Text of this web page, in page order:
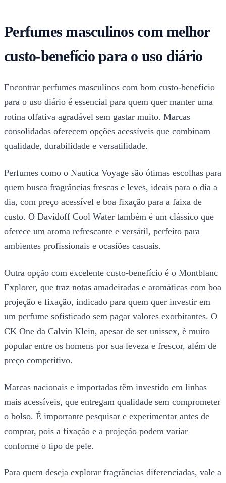
Perfumes masculinos com melhor
custo-benefício para o uso diário
Encontrar perfumes masculinos com bom custo-benefício
para o uso diário é essencial para quem quer manter uma
rotina olfativa agradável sem gastar muito. Marcas
consolidadas oferecem opções acessíveis que combinam
qualidade, durabilidade e versatilidade.
Perfumes como o Nautica Voyage são ótimas escolhas para
quem busca fragrâncias frescas e leves, ideais para o dia a
dia, com preço acessível e boa fixação para a faixa de
custo. O Davidoff Cool Water também é um clássico que
oferece um aroma refrescante e versátil, perfeito para
ambientes profissionais e ocasiões casuais.
Outra opção com excelente custo-benefício é o Montblanc
Explorer, que traz notas amadeiradas e aromáticas com boa
projeção e fixação, indicado para quem quer investir em
um perfume sofisticado sem pagar valores exorbitantes. O
CK One da Calvin Klein, apesar de ser unissex, é muito
popular entre os homens por sua leveza e frescor, além de
preço competitivo.
Marcas nacionais e importadas têm investido em linhas
mais acessíveis, que entregam qualidade sem comprometer
o bolso. É importante pesquisar e experimentar antes de
comprar, pois a fixação e a projeção podem variar
conforme o tipo de pele.
Para quem deseja explorar fragrâncias diferenciadas, vale a